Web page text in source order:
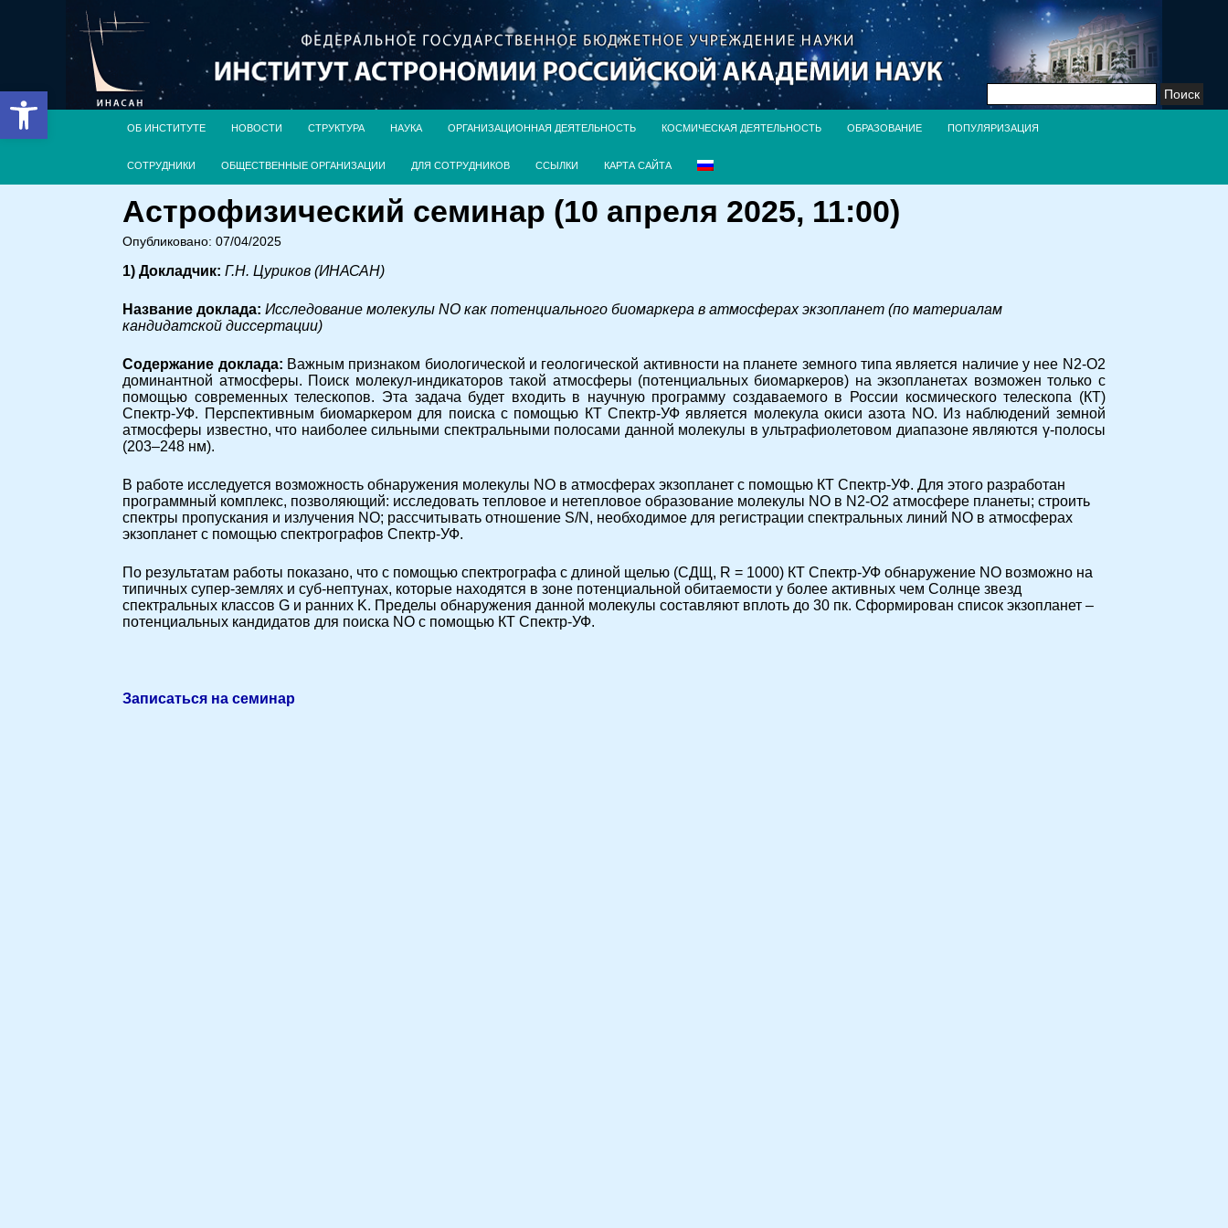
Открыть панель инструментов Найти:
ОБ ИНСТИТУТЕ НОВОСТИ СТРУКТУРА НАУКА ОРГАНИЗАЦИОННАЯ ДЕЯТЕЛЬНОСТЬ КОСМИЧЕСКАЯ ДЕЯТЕЛЬНОСТЬ ОБРАЗОВАНИЕ ПОПУЛЯРИЗАЦИЯ
СОТРУДНИКИ ОБЩЕСТВЕННЫЕ ОРГАНИЗАЦИИ ДЛЯ СОТРУДНИКОВ ССЫЛКИ КАРТА САЙТА
Астрофизический семинар (10 апреля 2025, 11:00)
Опубликовано: 07/04/2025
1) Докладчик: Г.Н. Цуриков (ИНАСАН)
Название доклада: Исследование молекулы NO как потенциального биомаркера в атмосферах экзопланет (по материалам
кандидатской диссертации)
Содержание доклада: Важным признаком биологической и геологической активности на планете земного типа является наличие у нее N2-O2
доминантной атмосферы. Поиск молекул-индикаторов такой атмосферы (потенциальных биомаркеров) на экзопланетах возможен только с
помощью современных телескопов. Эта задача будет входить в научную программу создаваемого в России космического телескопа (КТ)
Спектр-УФ. Перспективным биомаркером для поиска с помощью КТ Спектр-УФ является молекула окиси азота NO. Из наблюдений земной
атмосферы известно, что наиболее сильными спектральными полосами данной молекулы в ультрафиолетовом диапазоне являются γ-полосы
(203–248 нм).
В работе исследуется возможность обнаружения молекулы NO в атмосферах экзопланет с помощью КТ Спектр-УФ. Для этого разработан
программный комплекс, позволяющий: исследовать тепловое и нетепловое образование молекулы NO в N2-O2 атмосфере планеты; строить
спектры пропускания и излучения NO; рассчитывать отношение S/N, необходимое для регистрации спектральных линий NO в атмосферах
экзопланет с помощью спектрографов Спектр-УФ.
По результатам работы показано, что с помощью спектрографа с длиной щелью (СДЩ, R = 1000) КТ Спектр-УФ обнаружение NO возможно на
типичных супер-землях и суб-нептунах, которые находятся в зоне потенциальной обитаемости у более активных чем Солнце звезд
спектральных классов G и ранних K. Пределы обнаружения данной молекулы составляют вплоть до 30 пк. Сформирован список экзопланет –
потенциальных кандидатов для поиска NO с помощью КТ Спектр-УФ.
Записаться на семинар